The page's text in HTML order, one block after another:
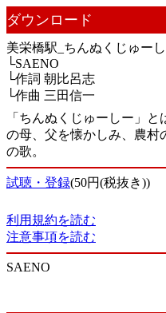
ダウンロード
美栄橋駅_ちんぬくじゅー
└SAENO
└作詞 朝比呂志
└作曲 三田信一
「ちんぬくじゅーしー」
の母、父を懐かしみ、農村
の歌。
試聴・登録(50円(税抜き))
利用規約を読む
注意事項を読む
SAENO